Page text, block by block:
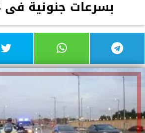
بسرعات جنونية فى 24 ساعة